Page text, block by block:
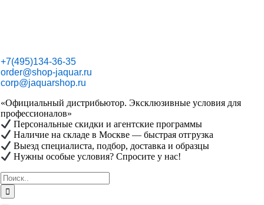
+7(495)134-36-35
order@shop-jaquar.ru
corp@jaquarshop.ru
«Официальный дистрибьютор. Эксклюзивные условия для
профессионалов»
Персональные скидки и агентские программы
Наличие на складе в Москве — быстрая отгрузка
Выезд специалиста, подбор, доставка и образцы
Нужны особые условия? Спросите у нас!
Результат
поиска: